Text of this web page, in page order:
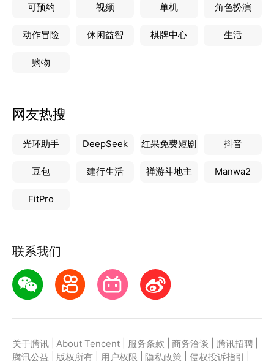
可预约 视频 单机 角色扮演
动作冒险 休闲益智 棋牌中心 生活
购物
网友热搜
光环助手 DeepSeek 红果免费短剧 抖音
豆包 建行生活 禅游斗地主 Manwa2
FitPro
联系我们
关于腾讯 About Tencent 服务条款 商务洽谈 腾讯招聘
腾讯公益
版权所有 用户权限 隐私政策 侵权投诉指引